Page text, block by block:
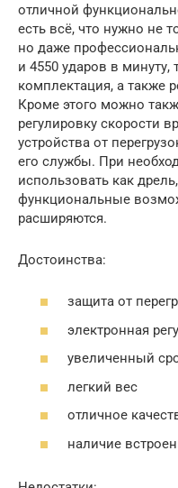
отличной
есть всё, что нужно не
но даже
и 4550 ударов в
комплектация, а также
Кроме этого можно
регулировку скорости
устройства от
его службы. При
использовать как
функциональные
расширяются.
Достоинства:
защита от
электронная
увеличенный
легкий вес
отличное
наличие